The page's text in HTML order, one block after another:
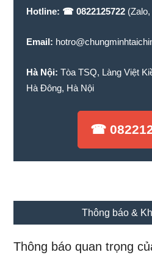
Hotline: ☎ 0822125722
Email:
Hà Nội: Tòa TSQ, Làng Việt
Hà Đông, Hà Nội
☎
Thông báo &
Thông báo quan trọng